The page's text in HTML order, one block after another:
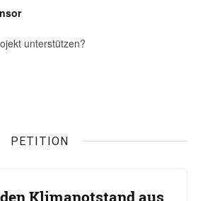
PETITION
Klimanotstand aus